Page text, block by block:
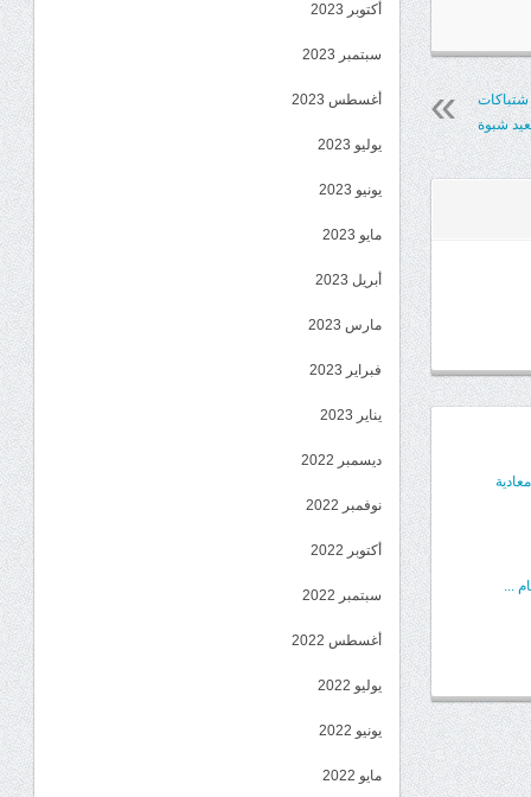
شبوة
...
أكتوبر 2023
سبتمبر 2023
أغسطس 2023
يوليو 2023
يونيو 2023
مايو 2023
أبريل 2023
مارس 2023
فبراير 2023
يناير 2023
ديسمبر 2022
نوفمبر 2022
أكتوبر 2022
سبتمبر 2022
أغسطس 2022
يوليو 2022
يونيو 2022
مايو 2022